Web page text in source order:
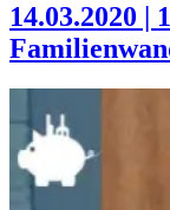
14.03.2020 |